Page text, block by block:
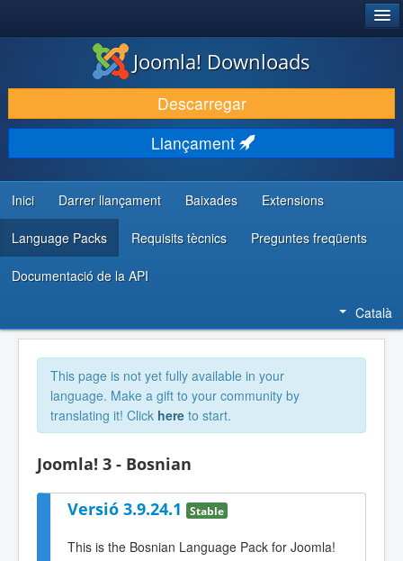
DESCARREGA & AMPLIA
DESCOBRIR & APRENDRE
COMUNITAT & SUPORT
RECURSOS PER DESENVOLUPADORS/ES
Joomla! Downloads
Descarregar
Llançament
Inici Darrer llançament Baixades Extensions
Language Packs Requisits tècnics Preguntes freqüents
Documentació de la API
Català
This page is not yet fully available in your
language. Make a gift to your community by
translating it! Click here to start.
Joomla! 3 - Bosnian
Versió 3.9.24.1 Stable
This is the Bosnian Language Pack for Joomla!